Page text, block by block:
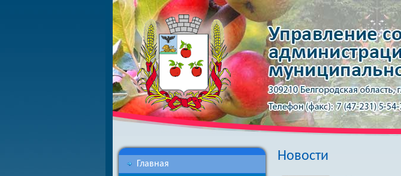
Главная
Новости